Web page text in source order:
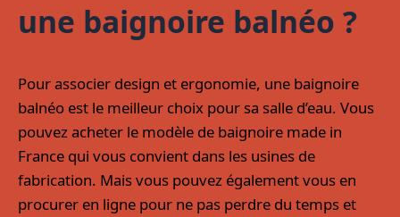
une baignoire balnéo ?
Pour associer design et ergonomie, une baignoire
balnéo est le meilleur choix pour sa salle d’eau. Vous
pouvez acheter le modèle de baignoire made in
France qui vous convient dans les usines de
fabrication. Mais vous pouvez également vous en
procurer en ligne pour ne pas perdre du temps et